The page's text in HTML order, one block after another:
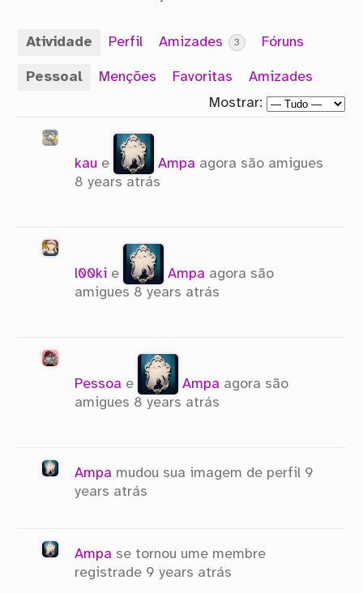
Atividade Perfil Amizades 3 Fóruns
Pessoal Menções Favoritas
Amizades
Mostrar:
kau e Ampa agora são amigues
8 years atrás
l00ki e Ampa agora são
amigues 8 years atrás
Pessoa e Ampa agora são
amigues 8 years atrás
Ampa mudou sua imagem de perfil 9
years atrás
Ampa se tornou ume membre
registrade 9 years atrás